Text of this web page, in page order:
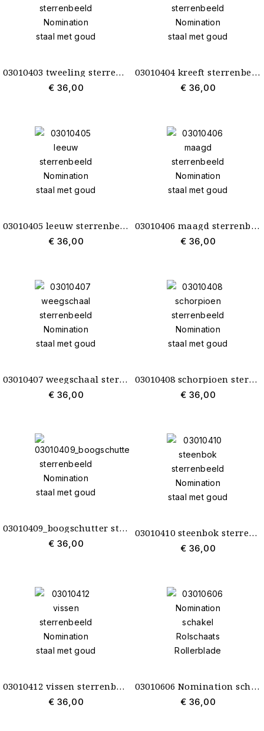
03010403 tweeling sterrenbeeld Nomination staal met goud
€ 36,00
03010404 kreeft sterrenbeeld Nomination staal met goud
€ 36,00
03010405 leeuw sterrenbeeld Nomination staal met goud
€ 36,00
03010406 maagd sterrenbeeld Nomination staal met goud
€ 36,00
03010407 weegschaal sterrenbeeld Nomination staal met goud
€ 36,00
03010408 schorpioen sterrenbeeld Nomination staal met goud
€ 36,00
03010409_boogschutter sterrenbeeld Nomination staal met goud
€ 36,00
03010410 steenbok sterrenbeeld Nomination staal met goud
€ 36,00
03010412 vissen sterrenbeeld Nomination staal met goud
€ 36,00
03010606 Nomination schakel Rolschaats Rollerblade
€ 36,00